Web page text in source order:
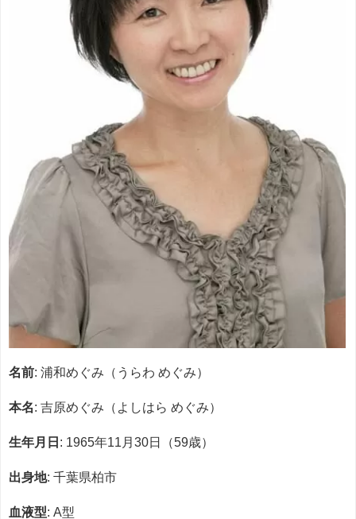
名前: 浦和めぐみ（うらわ めぐみ）
本名: 吉原めぐみ（よしはら めぐみ）
生年月日 : 1965年11月30日（59歳）
出身地: 千葉県柏市
血液型: A型